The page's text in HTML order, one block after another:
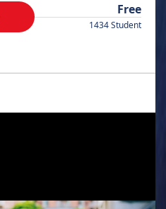
Free
1434 Student